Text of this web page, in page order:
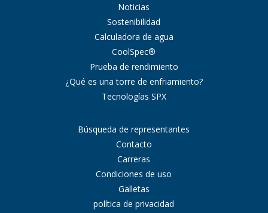
Noticias
Sostenibilidad
Calculadora de agua
CoolSpec®
Prueba de rendimiento
¿Qué es una torre de enfriamiento?
Tecnologías SPX
Búsqueda de representantes
Contacto
Carreras
Condiciones de uso
Galletas
política de privacidad